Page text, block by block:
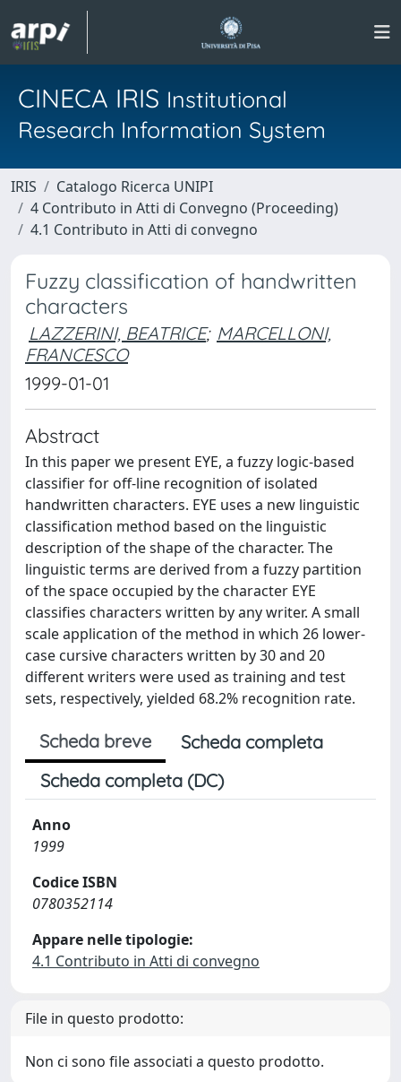
CINECA IRIS Institutional
Research Information System
IRIS
Catalogo Ricerca UNIPI
4 Contributo in Atti di Convegno (Proceeding)
4.1 Contributo in Atti di convegno
Fuzzy classification of handwritten
characters
LAZZERINI, BEATRICE; MARCELLONI,
FRANCESCO
1999-01-01
Abstract
In this paper we present EYE, a fuzzy logic-based
classifier for off-line recognition of isolated
handwritten characters. EYE uses a new linguistic
classification method based on the linguistic
description of the shape of the character. The
linguistic terms are derived from a fuzzy partition
of the space occupied by the character EYE
classifies characters written by any writer. A small
scale application of the method in which 26 lower-
case cursive characters written by 30 and 20
different writers were used as training and test
sets, respectively, yielded 68.2% recognition rate.
Scheda breve
Scheda completa
Scheda completa (DC)
Anno
1999
Codice ISBN
0780352114
Appare nelle tipologie:
4.1 Contributo in Atti di convegno
File in questo prodotto:
Non ci sono file associati a questo prodotto.